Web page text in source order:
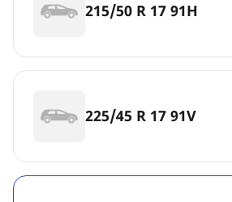
215/50 R 17 91H
225/45 R 17 91V